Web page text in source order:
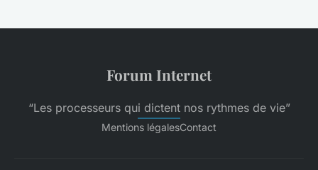
Forum Internet
“Les processeurs qui dictent nos rythmes de vie”
Mentions légalesContact